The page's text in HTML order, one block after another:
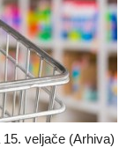
veljače (Arhiva)